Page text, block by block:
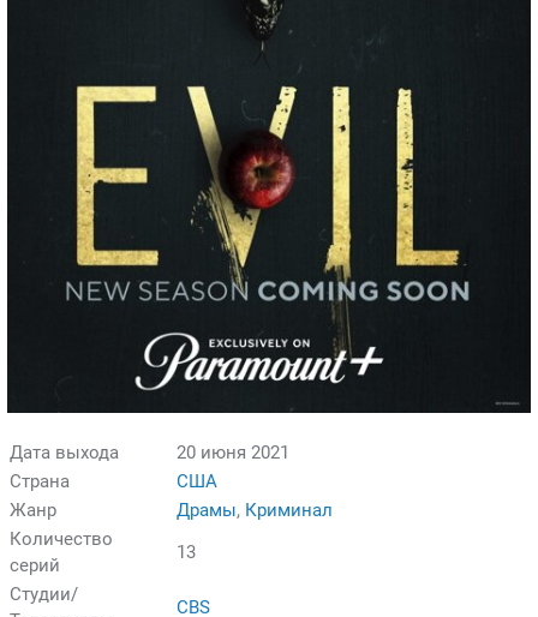
Дата выхода
20 июня 2021
Страна
США
Жанр
Драмы, Криминал
Количество
серий
13
Студии/
CBS